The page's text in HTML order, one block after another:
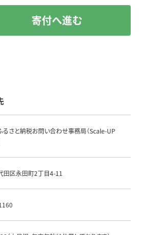
寄付へ進む
るさと納税お問い合わせ事務局（Scale-UP
田区永田町2丁目4-11